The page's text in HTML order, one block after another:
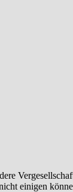
einigen